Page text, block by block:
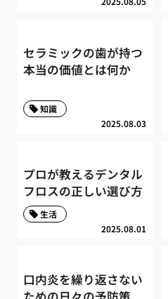
セラミックの歯が持つ
本当の価値とは何か
2025.08.03
知識
プロが教えるデンタル
フロスの正しい選び方
2025.08.01
生活
口内炎を繰り返さない